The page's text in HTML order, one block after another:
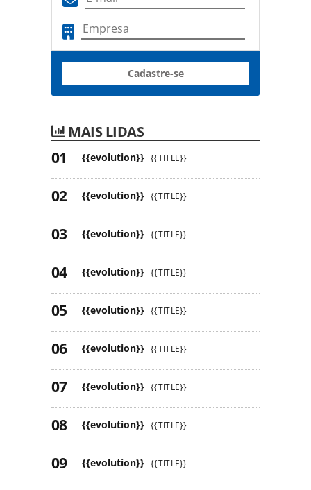
Cadastre-se
MAIS LIDAS
{{evolution}} {{TITLE}}
{{evolution}} {{TITLE}}
{{evolution}} {{TITLE}}
{{evolution}} {{TITLE}}
{{evolution}} {{TITLE}}
{{evolution}} {{TITLE}}
{{evolution}} {{TITLE}}
{{evolution}} {{TITLE}}
{{evolution}} {{TITLE}}